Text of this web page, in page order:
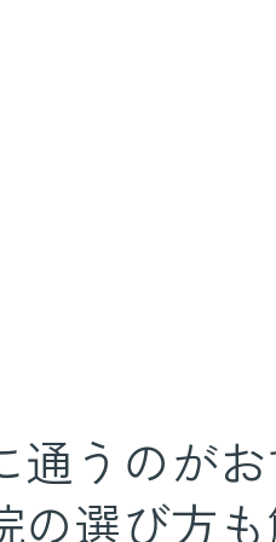
通うのが
の選び方